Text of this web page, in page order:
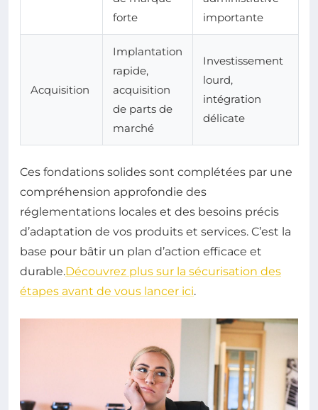
forte
importante
Acquisition
Implantation
rapide,
acquisition
de parts de
marché
Investissement
lourd,
intégration
délicate
Ces fondations solides sont complétées par une
compréhension approfondie des
réglementations locales et des besoins précis
d’adaptation de vos produits et services. C’est la
base pour bâtir un plan d’action efficace et
durable.Découvrez plus sur la sécurisation des
étapes avant de vous lancer ici.